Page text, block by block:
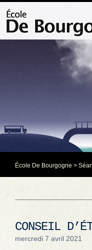
École De Bourgogne >
CONSEIL
mercredi 7 avril 2021